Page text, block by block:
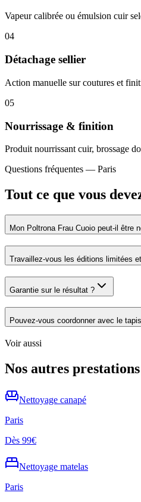
Vapeur calibrée ou émulsion cuir
04
Détachage sellier
Action manuelle sur coutures et
05
Nourrissage & finition
Produit nourrissant cuir, brossage
Questions fréquentes — Paris
Tout ce que vous
Mon Poltrona Frau Cuoio peut-il être
Travaillez-vous les éditions limitées
Garantie sur le résultat ?
Pouvez-vous coordonner avec le
Voir aussi
Nos autres
Nettoyage canapé
Paris
Dès 99€
Nettoyage matelas
Paris